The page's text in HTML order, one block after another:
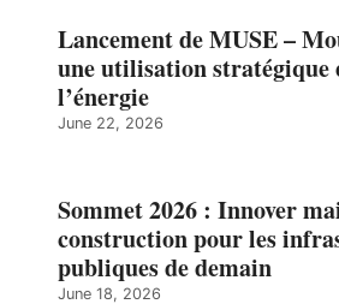
Lancement de MUSE –
une utilisation stratégique
l’énergie
June 22, 2026
Sommet 2026 : Innover
construction pour les
publiques de demain
June 18, 2026